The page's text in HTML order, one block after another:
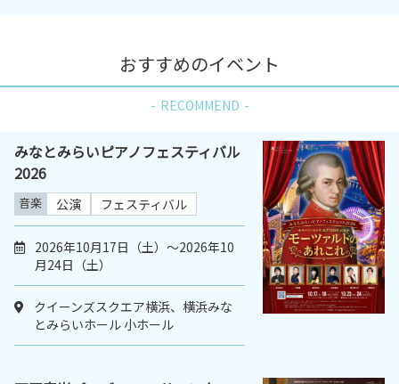
おすすめのイベント
RECOMMEND
みなとみらいピアノフェスティバル
2026
音楽 公演 フェスティバル
2026年10月17日（土）〜2026年10
月24日（土）
クイーンズスクエア横浜、横浜みな
とみらいホール 小ホール